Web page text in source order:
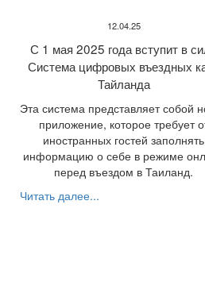
12.04.25
С 1 мая 2025 года вступит в
Система цифровых въездных
Тайланда
Эта система представляет собой
приложение, которое требует
иностранных гостей заполнять
информацию о себе в режиме
перед въездом в Таиланд.
Читать далее...